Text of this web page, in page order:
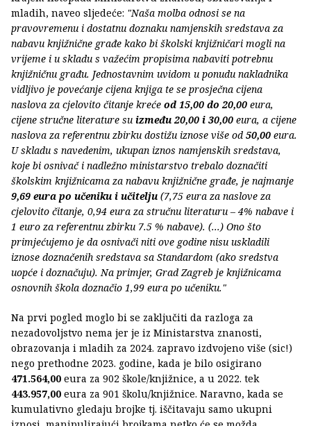
mladih, naveo sljedeće: "Naša molba odnosi se na
pravovremenu i dostatnu doznaku namjenskih sredstava za
nabavu knjižnične građe kako bi školski knjižničari mogli na
vrijeme i u skladu s važećim propisima nabaviti potrebnu
knjižničnu građu. Jednostavnim uvidom u ponudu nakladnika
vidljivo je povećanje cijena knjiga te se prosječna cijena
naslova za cjelovito čitanje kreće od 15,00 do 20,00 eura,
cijene stručne literature su između 20,00 i 30,00 eura, a cijene
naslova za referentnu zbirku dostižu iznose više od 50,00 eura.
U skladu s navedenim, ukupan iznos namjenskih sredstava,
koje bi osnivač i nadležno ministarstvo trebalo doznačiti
školskim knjižnicama za nabavu knjižnične građe, je najmanje
9,69 eura po učeniku i učitelju (7,75 eura za naslove za
cjelovito čitanje, 0,94 eura za stručnu literaturu – 4% nabave i
1 euro za referentnu zbirku 7.5 % nabave). (...) Ono što
primjećujemo je da osnivači niti ove godine nisu uskladili
iznose doznačenih sredstava sa Standardom (ako sredstva
uopće i doznačuju). Na primjer, Grad Zagreb je knjižnicama
osnovnih škola doznačio 1,99 eura po učeniku."
Na prvi pogled moglo bi se zaključiti da razloga za
nezadovoljstvo nema jer je iz Ministarstva znanosti,
obrazovanja i mladih za 2024. zapravo izdvojeno više (sic!)
nego prethodne 2023. godine, kada je bilo osigirano
471.564,00 eura za 902 škole/knjižnice, a u 2022. tek
443.957,00 eura za 901 školu/knjižnice. Naravno, kada se
kumulativno gledaju brojke tj. iščitavaju samo ukupni